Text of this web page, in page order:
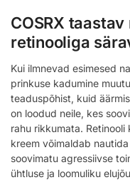
COSRX
retinooliga
Kui ilmnevad esimesed
prinkuse kadumine
teaduspõhist, kuid
on loodud neile, kes
rahu rikkumata.
kreem võimaldab
soovimatu agressiivse
ühtluse ja loomuliku